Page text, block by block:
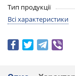
Тип продукції
Всі характеристики